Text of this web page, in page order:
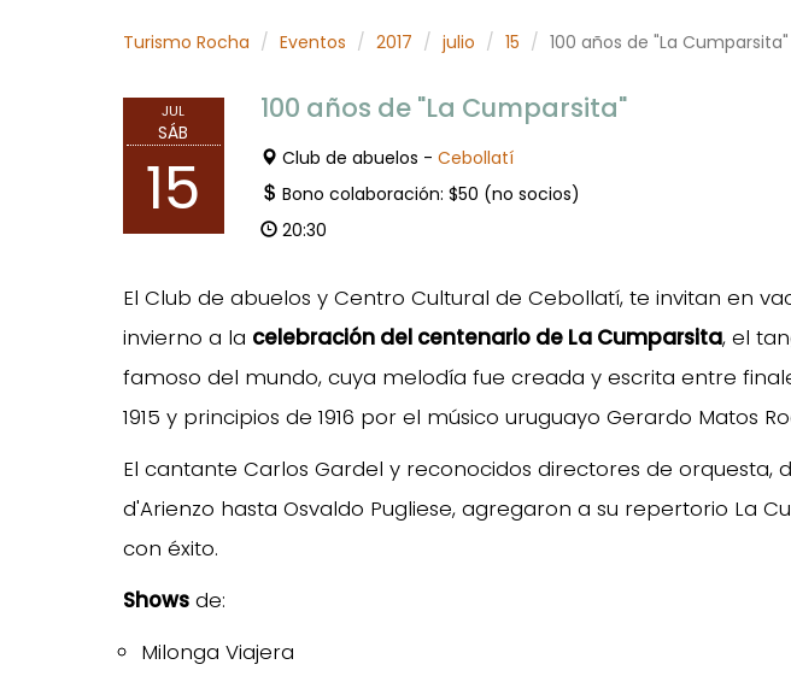
Turismo Rocha Eventos 2017 julio 15 100 años de "La Cumparsita"
JUL
SÁB
15
100 años de "La Cumparsita"
Club de abuelos - Cebollatí
Bono colaboración: $50 (no socios)
20:30
El Club de abuelos y Centro Cultural de Cebollatí, te invitan en
invierno a la celebración del centenario de La Cumparsita, el
famoso del mundo, cuya melodía fue creada y escrita entre
1915 y principios de 1916 por el músico uruguayo Gerardo Matos
El cantante Carlos Gardel y reconocidos directores de orquesta,
d'Arienzo hasta Osvaldo Pugliese, agregaron a su repertorio La
con éxito.
Shows de:
Milonga Viajera